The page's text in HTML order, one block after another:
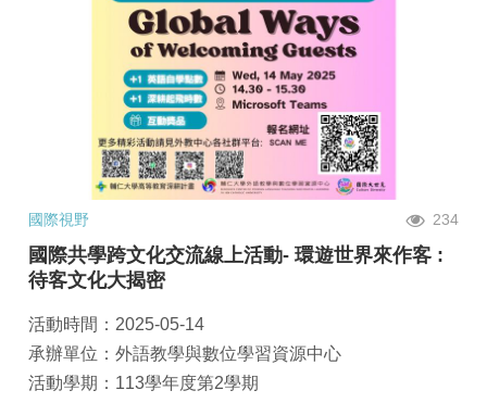
國際視野 234
國際共學跨文化交流線上活動- 環遊世界來作客 :
待客文化大揭密
活動時間：2025-05-14
承辦單位：外語教學與數位學習資源中心
活動學期：113學年度第2學期